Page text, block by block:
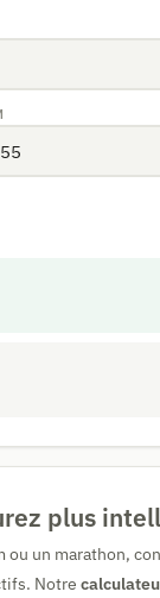
plus
ou un marathon,
Notre